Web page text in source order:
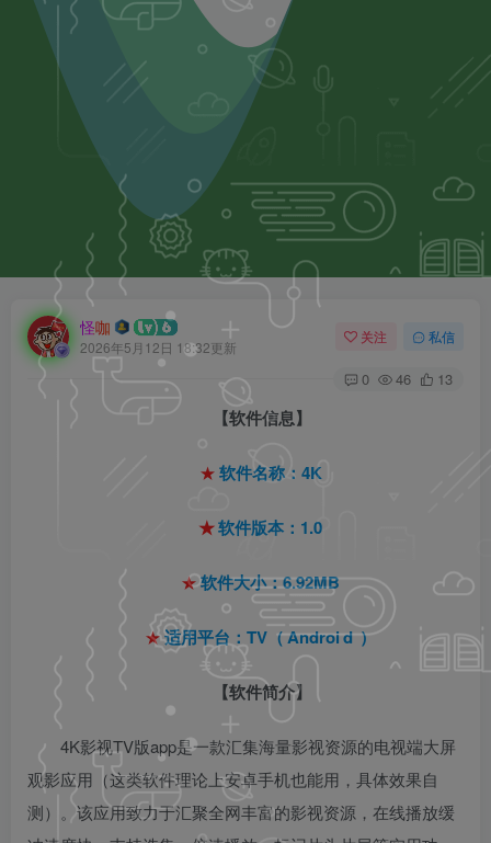
怪咖
2026年5月12日 18:32更新
关注 私信
0 46 13
【软件信息】
★软件名称：4K
★软件版本：1.0
★软件大小：6.92MB
★适用平台：TV（Android ）
【软件简介】
4K影视TV版app是一款汇集海量影视资源的电视端大屏
观影应用（这类软件理论上安卓手机也能用，具体效果自
测）。该应用致力于汇聚全网丰富的影视资源，在线播放缓